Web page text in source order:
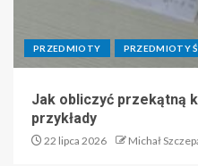
PRZEDMIOTY PRZEDMIOTY
Jak obliczyć przekątną
przykłady
22 lipca 2026 Michał